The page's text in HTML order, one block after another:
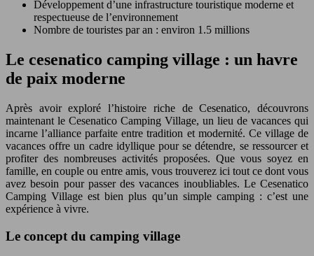
Développement d’une infrastructure touristique moderne et
respectueuse de l’environnement
Nombre de touristes par an : environ 1.5 millions
Le cesenatico camping village : un havre
de paix moderne
Après avoir exploré l’histoire riche de Cesenatico, découvrons
maintenant le Cesenatico Camping Village, un lieu de vacances qui
incarne l’alliance parfaite entre tradition et modernité. Ce village de
vacances offre un cadre idyllique pour se détendre, se ressourcer et
profiter des nombreuses activités proposées. Que vous soyez en
famille, en couple ou entre amis, vous trouverez ici tout ce dont vous
avez besoin pour passer des vacances inoubliables. Le Cesenatico
Camping Village est bien plus qu’un simple camping : c’est une
expérience à vivre.
Le concept du camping village